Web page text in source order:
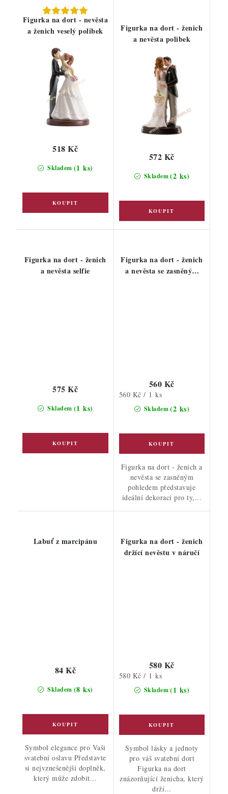
Figurka na dort - nevěsta
a ženich veselý polibek
Skladem (1 ks)
518 Kč
Figurka na dort - ženich
a nevěsta polibek
Skladem(2 ks)
572 Kč
Figurka na dort - ženich
a nevěsta selfie
Skladem (1 ks)
575 Kč
Figurka na dort - ženich
a nevěsta se zasněným
Skladem(2 ks)
560 Kč
Měrná
560 Kč / 1 ks
Figurka na dort - ženich a
nevěsta se zasněným
pohledem představuje
ideální dekoraci pro ty,...
Labuť z marcipánu
Skladem (8 ks)
84 Kč
Symbol elegance pro Vaši
svatební oslavu Představte
si nejvznešenější doplněk,
který může zdobit...
Figurka na dort - ženich
držící nevěstu v náručí
Skladem(1 ks)
580 Kč
Měrná
580 Kč / 1 ks
Symbol lásky a jednoty
pro váš svatební dort
Figurka na dort
znázorňující ženicha, který
drží...